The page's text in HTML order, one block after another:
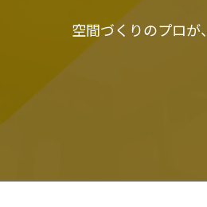
空間づくりのプロが